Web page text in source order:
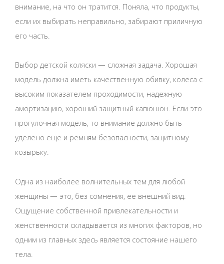
внимание, на что он тратится. Поняла, что продукты,
если их выбирать неправильно, забирают приличную
его часть.
Выбор детской коляски — сложная задача. Хорошая
модель должна иметь качественную обивку, колеса с
высоким показателем проходимости, надежную
амортизацию, хороший защитный капюшон. Если это
прогулочная модель, то внимание должно быть
уделено еще и ремням безопасности, защитному
козырьку.
Одна из наиболее волнительных тем для любой
женщины — это, без сомнения, ее внешний вид.
Ощущение собственной привлекательности и
женственности складывается из многих факторов, но
одним из главных здесь является состояние нашего
тела.